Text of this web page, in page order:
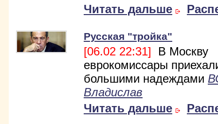
Читать дальше
Русская "тройка"
[06.02 22:31] В Москву
еврокомиссары
большими надеждами
Владислав
Читать дальше